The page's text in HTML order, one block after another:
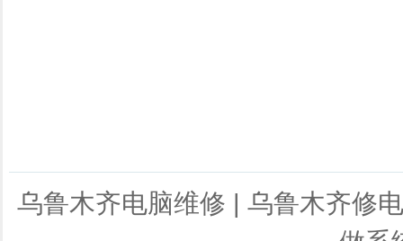
乌鲁木齐电脑维修 | 乌鲁木齐修